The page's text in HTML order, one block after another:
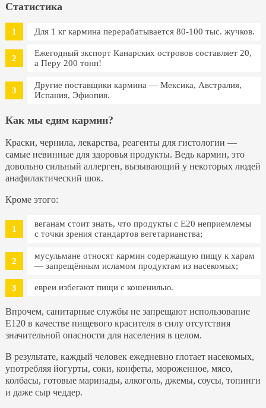
Cтатистика
Для 1 кг кармина перерабатывается 80-100 тыс. жучков.
Ежегодный экспорт Канарских островов составляет 20,
а Перу 200 тонн!
Другие поставщики кармина — Мексика, Австралия,
Испания, Эфиопия.
Как мы едим кармин?
Краски, чернила, лекарства, реагенты для гистологии —
самые невинные для здоровья продукты. Ведь кармин, это
довольно сильный аллерген, вызывающий у некоторых людей
анафилактический шок.
Кроме этого:
веганам стоит знать, что продукты с Е20 неприемлемы
с точки зрения стандартов вегетарианства;
мусульмане относят кармин содержащую пищу к харам
— запрещённым исламом продуктам из насекомых;
евреи избегают пищи с кошенилью.
Впрочем, санитарные службы не запрещают использование
Е120 в качестве пищевого красителя в силу отсутствия
значительной опасности для населения в целом.
В результате, каждый человек ежедневно глотает насекомых,
употребляя йогурты, соки, конфеты, мороженное, мясо,
колбасы, готовые маринады, алкоголь, джемы, соусы, топинги
и даже сыр чеддер.